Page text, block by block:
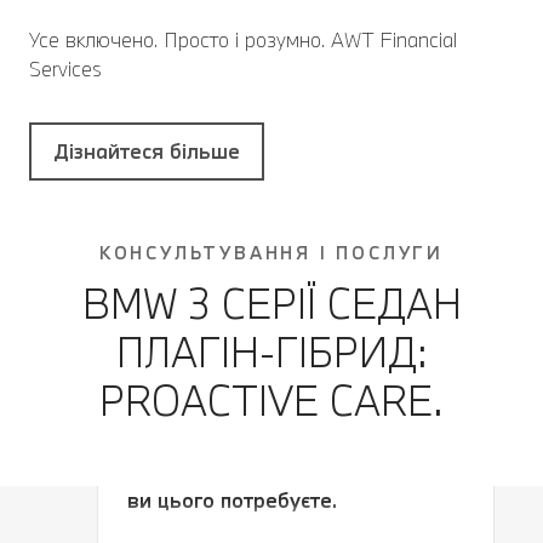
Усе включено. Просто і розумно. AWT Financial
Services
Дізнайтеся більше
КОНСУЛЬТУВАННЯ І ПОСЛУГИ
BMW 3 СЕРІЇ CЕДАН
ПЛАГІН-ГІБРИД:
PROACTIVE CARE.
ви цього потребуєте.